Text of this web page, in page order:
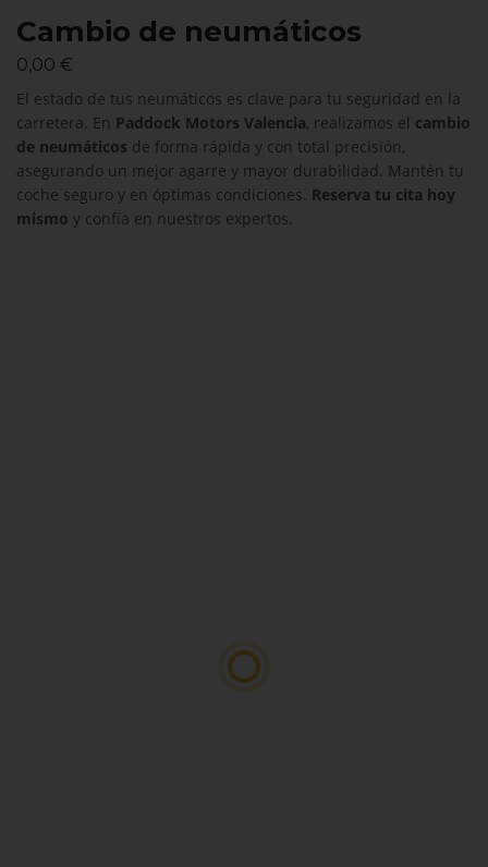
Cambio de neumáticos
0,00 €
El estado de tus neumáticos es clave para tu seguridad en la
carretera. En Paddock Motors Valencia, realizamos el cambio
de neumáticos de forma rápida y con total precisión,
asegurando un mejor agarre y mayor durabilidad. Mantén tu
coche seguro y en óptimas condiciones. Reserva tu cita hoy
mismo y confía en nuestros expertos.